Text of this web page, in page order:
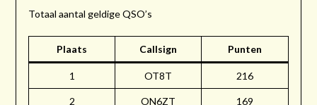
Totaal aantal geldige QSO’s
Plaats Callsign Punten
1 OT8T 216
2 ON6ZT 169